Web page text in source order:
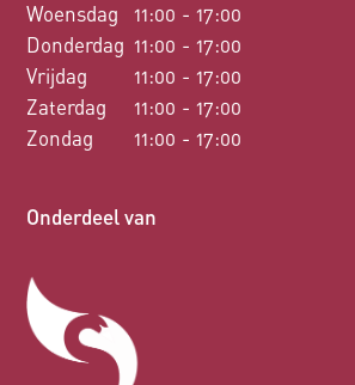
Woensdag
Donderdag
Vrijdag
Zaterdag
Zondag
11:00 - 17:00
11:00 - 17:00
11:00 - 17:00
11:00 - 17:00
11:00 - 17:00
Onderdeel van